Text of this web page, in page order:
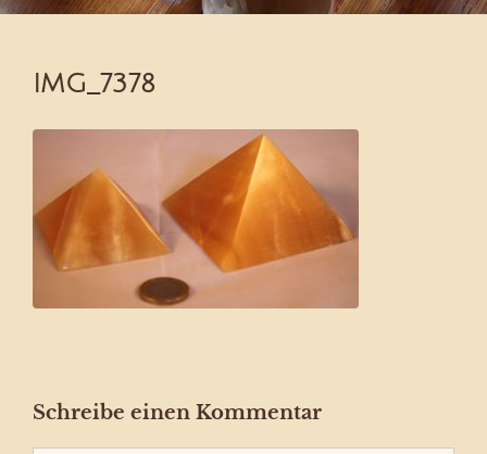
IMG_7378
Schreibe einen Kommentar